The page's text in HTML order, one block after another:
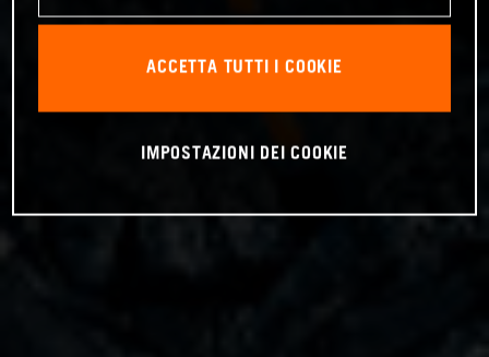
ACCETTA TUTTI I COOKIE
IMPOSTAZIONI DEI COOKIE